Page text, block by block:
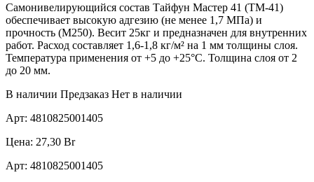
Самонивелирующийся состав Тайфун Мастер 41 (ТМ-41)
обеспечивает высокую адгезию (не менее 1,7 МПа) и
прочность (М250). Весит 25кг и предназначен для внутренних
работ. Расход составляет 1,6-1,8 кг/м² на 1 мм толщины слоя.
Температура применения от +5 до +25°C. Толщина слоя от 2
до 20 мм.
В наличии Предзаказ Нет в наличии
Арт: 4810825001405
Цена: 27,30 Br
Арт: 4810825001405